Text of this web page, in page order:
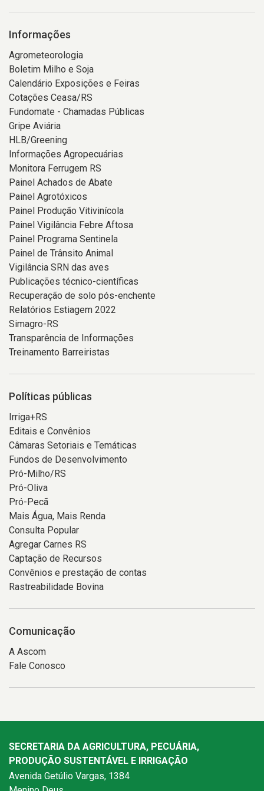
Informações
Agrometeorologia
Boletim Milho e Soja
Calendário Exposições e Feiras
Cotações Ceasa/RS
Fundomate - Chamadas Públicas
Gripe Aviária
HLB/Greening
Informações Agropecuárias
Monitora Ferrugem RS
Painel Achados de Abate
Painel Agrotóxicos
Painel Produção Vitivinícola
Painel Vigilância Febre Aftosa
Painel Programa Sentinela
Painel de Trânsito Animal
Vigilância SRN das aves
Publicações técnico-científicas
Recuperação de solo pós-enchente
Relatórios Estiagem 2022
Simagro-RS
Transparência de Informações
Treinamento Barreiristas
Políticas públicas
Irriga+RS
Editais e Convênios
Câmaras Setoriais e Temáticas
Fundos de Desenvolvimento
Pró-Milho/RS
Pró-Oliva
Pró-Pecã
Mais Água, Mais Renda
Consulta Popular
Agregar Carnes RS
Captação de Recursos
Convênios e prestação de contas
Rastreabilidade Bovina
Comunicação
A Ascom
Fale Conosco
SECRETARIA DA AGRICULTURA, PECUÁRIA,
PRODUÇÃO SUSTENTÁVEL E IRRIGAÇÃO
Avenida Getúlio Vargas, 1384